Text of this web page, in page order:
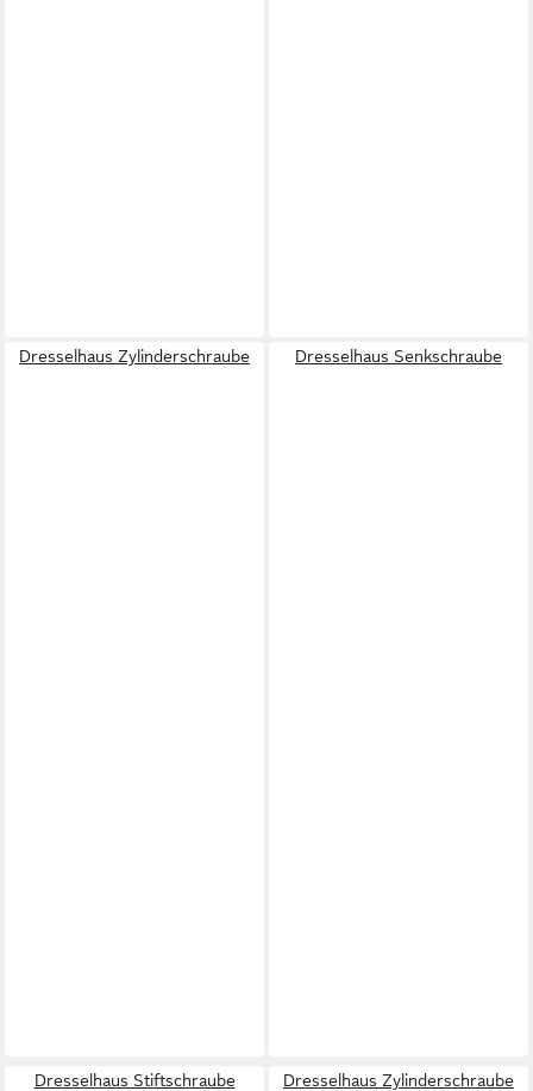
Dresselhaus Zylinderschraube Dresselhaus Senkschraube
Dresselhaus Stiftschraube Dresselhaus Zylinderschraube